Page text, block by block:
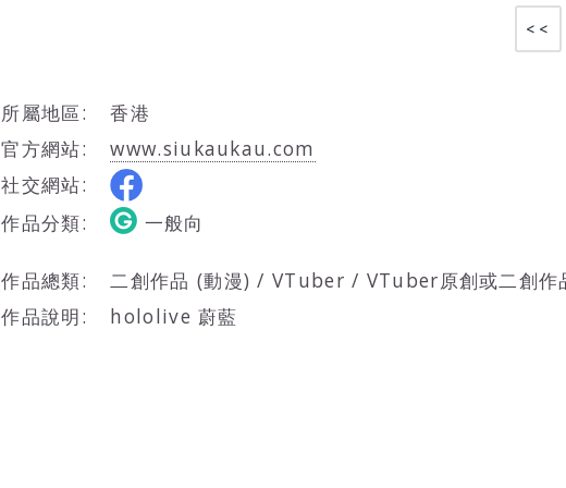
<<
所屬地區:
香港
官方網站:
www.siukaukau.com
社交網站:
作品分類:
一般向
作品總類:
二創作品 (動漫) / VTuber / VTuber原創或二創作
作品說明:
hololive 蔚藍